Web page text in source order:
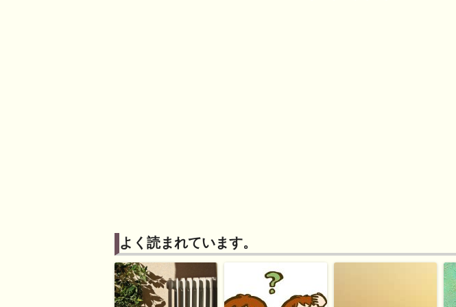
よく読まれています。